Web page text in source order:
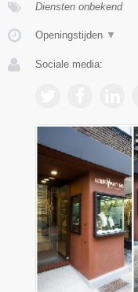
Diensten onbekend
Openingstijden ▼
Sociale media: